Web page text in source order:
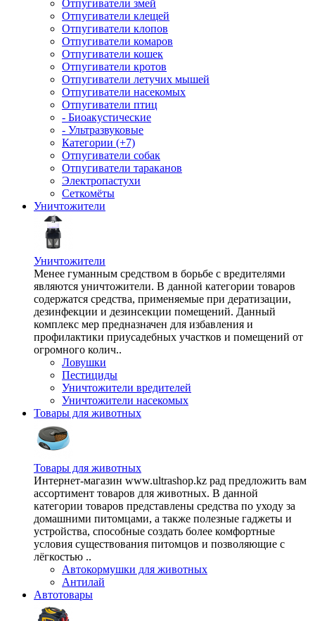
Отпугиватели змей
Отпугиватели клещей
Отпугиватели клопов
Отпугиватели комаров
Отпугиватели кошек
Отпугиватели кротов
Отпугиватели летучих мышей
Отпугиватели насекомых
Отпугиватели птиц
- Биоакустические
- Ультразвуковые
Категории (+7)
Отпугиватели собак
Отпугиватели тараканов
Электропастухи
Сеткомёты
Уничтожители
Уничтожители
Менее гуманным средством в борьбе с вредителями
являются уничтожители. В данной категории товаров
содержатся средства, применяемые при дератизации,
дезинфекции и дезинсекции помещений. Данный
комплекс мер предназначен для избавления и
профилактики приусадебных участков и помещений от
огромного колич..
Ловушки
Пестициды
Уничтожители вредителей
Уничтожители насекомых
Товары для животных
Товары для животных
Интернет-магазин www.ultrashop.kz рад предложить вам
ассортимент товаров для животных. В данной
категории товаров представлены средства по уходу за
домашними питомцами, а также полезные гаджеты и
устройства, способные создать более комфортные
условия существования питомцов и позволяющие с
лёгкостью ..
Автокормушки для животных
Антилай
Автотовары